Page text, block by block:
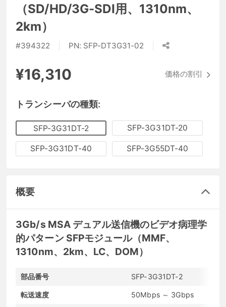
（SD/HD/3G-SDI用、1310nm、
2km）
#394322 PN: SFP-DT3G31-02
¥16,310 価格の割引
トランシーバの種類:
SFP-3G31DT-2 SFP-3G31DT-20
SFP-3G31DT-40 SFP-3G55DT-40
概要
3Gb/s MSA デュアル送信機のビデオ病理学
的パターン SFPモジュール（MMF、
1310nm、2km、LC、DOM）
部品番号 SFP-3G31DT-2
転送速度 50Mbps ～ 3Gbps